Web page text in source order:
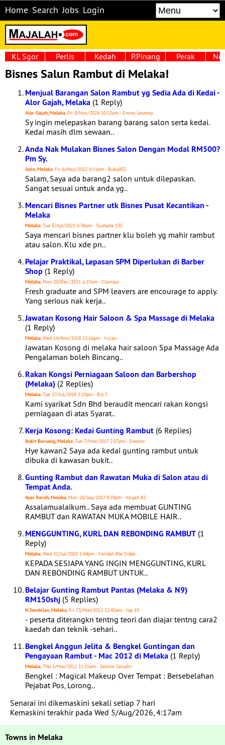
Home Search Jobs Login
KL Sgor Perlis Kedah P.Pinang Perak
Bisnes Salun Rambut di Melaka!
Menjual Barangan Salon Rambut yg Sedia Ada di Kedai -
Alor Gajah, Melaka (1 Reply)
Alor Gajah, Melaka, Fri 8/Nov/2024 10:12am - Erniey Leuniey
Sy ingin melepaskan barang barang salon serta kedai.
Kedai masih dlm sewaan..
Anda Nak Mulakan Bisnes Salon Dengan Modal RM500?
Pm Sy.
Jasin, Melaka, Fri 6/May/2022 6:11am - Buku002
Salam, Saya ada barang2 salon untuk dilepaskan.
Sangat sesuai untuk anda yg..
Mencari Bisnes Partner utk Bisnes Pusat Kecantikan -
Melaka
Melaka, Tue 5/Apr/2022 6:38am - Syuhada 135
Saya mencari bisnes partner klu boleh yg mahir rambut
atau salon. Klu xde pn..
Pelajar Praktikal, Lepasan SPM Diperlukan di Barber
Shop (1 Reply)
Melaka, Mon 20/Dec/2021 6:27am - Clamour
Fresh graduate and SPM leavers are encourage to apply.
Yang serious nak kerja..
Jawatan Kosong Hair Saloon & Spa Massage di Melaka
(1 Reply)
Melaka, Wed 14/Nov/2018 12:16pm - Vijian
Jawatan Kosong di melaka hair saloon Spa Massage Ada
Pengalaman boleh Bincang..
Rakan Kongsi Perniagaan Saloon dan Barbershop
(Melaka) (2 Replies)
Melaka, Tue 17/Jul/2018 2:10pm - Biz 7
Kami syarikat Sdn Bhd beraudit mencari rakan kongsi
perniagaan di atas Syarat..
Kerja Kosong: Kedai Gunting Rambut (6 Replies)
Bukit Beruang, Melaka, Tue 7/Nov/2017 2:07pm - Dwaraz
Hye kawan2 Saya ada kedai gunting rambut untuk
dibuka di kawasan bukit..
Gunting Rambut dan Rawatan Muka di Salon atau di
Tempat Anda.
Ayer Keroh, Melaka, Mon 18/Sep/2017 8:28am - Atiqah 82
Assalamualaikum.. Saya ada membuat GUNTING
RAMBUT dan RAWATAN MUKA MOBILE HAIR..
MENGGUNTING, KURL DAN REBONDING RAMBUT (1
Reply)
Melaka, Wed 31/Jul/2013 1:44pm - Faridah Bte Sidek
KEPADA SESIAPA YANG INGIN MENGGUNTING, KURL
DAN REBONDING RAMBUT UNTUK..
Belajar Gunting Rambut Pantas (Melaka & N9)
RM150shj (5 Replies)
N.Sembilan, Melaka, Fri 23/Mar/2012 11:45am - Iqa 10
- peserta diterangkn tentng teori dan diajar tentng cara2
kaedah dan teknik -sehari..
Bengkel Anggun Jelita & Bengkel Guntingan dan
Pengayaan Rambut - Mac 2012 di Melaka (1 Reply)
Melaka, Thu 1/Mar/2012 11:15am - Salmie Saludin
Bengkel : Magical Makeup Over Tempat : Bersebelahan
Pejabat Pos, Lorong..
Senarai ini dikemaskini sekali setiap 7 hari
Kemaskini terakhir pada Wed 5/Aug/2026, 4:17am
Towns in Melaka